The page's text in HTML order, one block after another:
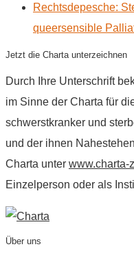
Rechtsdepesche:
queersensible
Jetzt die Charta unterzeichnen
Durch Ihre Unterschrift
im Sinne der Charta für
schwerstkranker und
und der ihnen
Charta unter www.charta-
Einzelperson oder als
Über uns